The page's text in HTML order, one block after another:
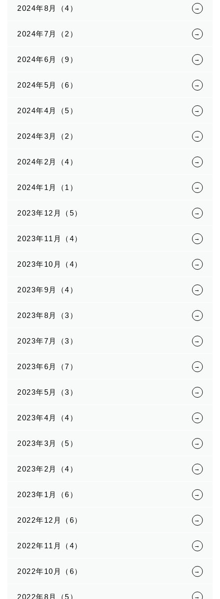
2024年8月（4）
2024年7月（2）
2024年6月（9）
2024年5月（6）
2024年4月（5）
2024年3月（2）
2024年2月（4）
2024年1月（1）
2023年12月（5）
2023年11月（4）
2023年10月（4）
2023年9月（4）
2023年8月（3）
2023年7月（3）
2023年6月（7）
2023年5月（3）
2023年4月（4）
2023年3月（5）
2023年2月（4）
2023年1月（6）
2022年12月（6）
2022年11月（4）
2022年10月（6）
2022年8月（5）